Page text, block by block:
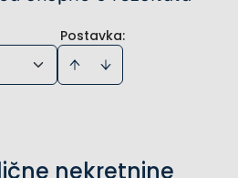
Postavka:
nekretnine